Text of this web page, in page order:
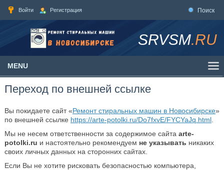
Войти Регистрация Поиск
SRVSM.RU
MENU
Переход по внешней ссылке
Вы покидаете сайт «Ремонт стиральных машин в Новосибирске»
по внешней ссылке https://arte-potolki.ru/Do7fxvE/FYCYaJq.html.
Мы не несем ответственности за содержимое сайта arte-
potolki.ru и настоятельно рекомендуем не указывать никаких
своих личных данных на сторонних сайтах.
Если Вы не хотите рисковать безопасностью компьютера,